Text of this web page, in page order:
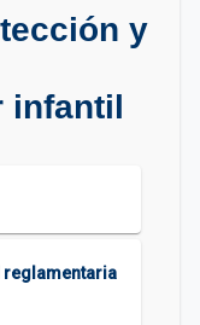
y
infantil
reglamentaria